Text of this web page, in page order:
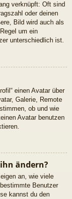
verknüpft: Oft sind
oder deinen
Bild wird auch als
um ein
unterschiedlich ist.
einen Avatar über
Galerie, Remote
ob und wie
Avatar benutzen
ändern?
an, wie viele
Benutzer
kannst du den